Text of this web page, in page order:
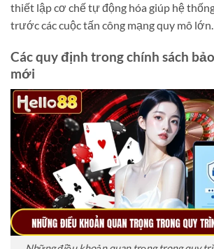
thiết lập cơ chế tự động hóa giúp hệ
trước các cuộc tấn công mạng quy mô lớn.
Các quy định trong chính sách
mới